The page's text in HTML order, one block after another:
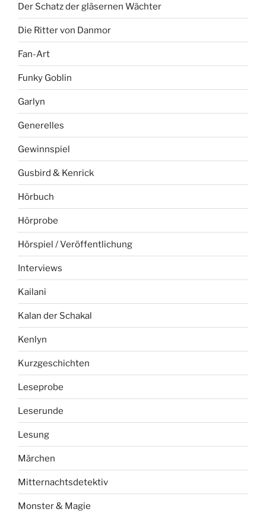
Der Schatz der gläsernen Wächter
Die Ritter von Danmor
Fan-Art
Funky Goblin
Garlyn
Generelles
Gewinnspiel
Gusbird & Kenrick
Hörbuch
Hörprobe
Hörspiel / Veröffentlichung
Interviews
Kailani
Kalan der Schakal
Kenlyn
Kurzgeschichten
Leseprobe
Leserunde
Lesung
Märchen
Mitternachtsdetektiv
Monster & Magie